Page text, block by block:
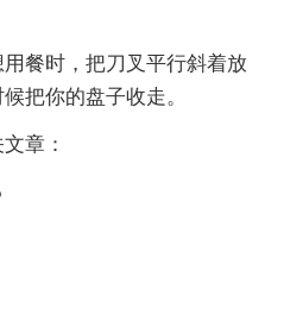
餐时，把刀叉平行斜着放
把你的盘子收走。
章：